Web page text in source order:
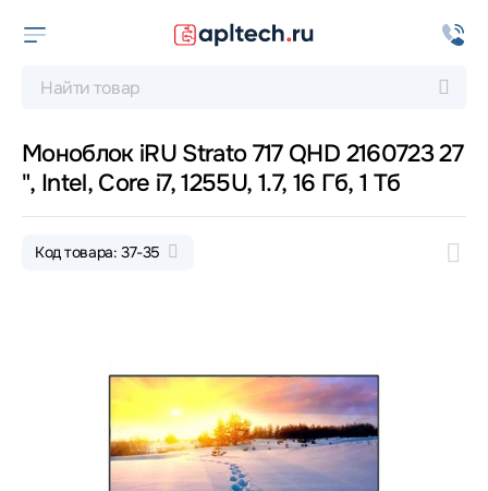
Моноблок iRU Strato 717 QHD 2160723 27
", Intel, Core i7, 1255U, 1.7, 16 Гб, 1 Тб
Код товара: 37-35